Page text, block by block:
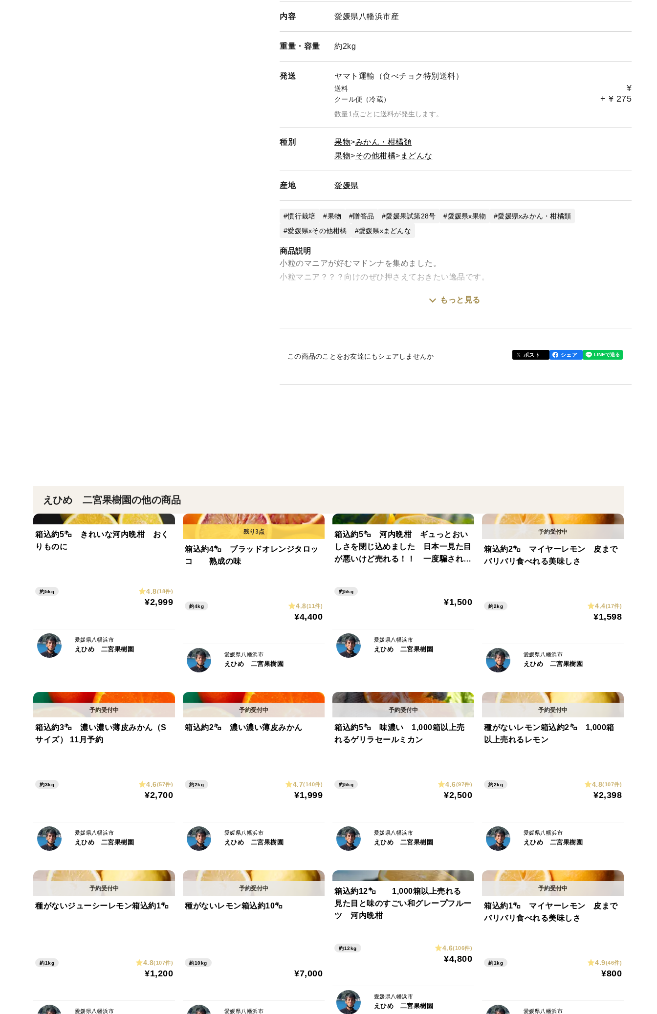
内容 愛媛県八幡浜市産
重量・ 容量 約2kg
発送 ヤマト運輸（食べチョク特別送料）
送料 ¥
クール便（冷蔵） + ¥ 275
数量1点ごとに送料が発生します。
種別 果物
みかん・柑橘類
果物
その他柑橘 まどんな
産地 愛媛県
慣行栽培 果物 贈答品 愛媛果試第28号 愛媛県x果物
愛媛県xみかん・柑橘類
愛媛県xその他柑橘
愛媛県xまどんな
商品説明
小粒のマニアが好むマドンナを集めました。
小粒マニア？？？向けのぜひ押さえておきたい逸品です。
愛媛県人黙って食べるこの美味しさ！！
地球上で愛媛県でのみ栽培することが許可された品種です。
ゼリーのような舌触りの食感が特徴です。
種もほとんどなく美味しく食べれます
皮ごとカットして食べるのがおすすめです。
収穫してからワックス、防腐剤、防カビ剤は不使用です
農薬を減らしていますので黒い点や傷がある場合があります
ますので、自然の状態のまま、大きさはバラバラです。
※紅マドンナは全農さんの商標登録です。品種は紅マドンナと同じ愛果試28号です
対応できない場合があります。
※非常にデリケートな果実のために輸送中の振動によるくさり、果実痛みの場合は返品、代品は
もっと見る
この商品のことをお友達にもシェアしませんか ポスト シェア
えひめ 二宮果樹園の他の商品
箱込約5㌔ きれいな河内晩柑 おく
りものに
約5kg 4.8(18件)
¥2,999
愛媛県八幡浜市
えひめ 二宮果樹園
箱込約4㌔ ブラッドオレンジタロッ
コ 熟成の味
約4kg 4.8(11件)
¥4,400
愛媛県八幡浜市
えひめ 二宮果樹園
箱込約5㌔ 河内晩柑 ギュっとおい
しさを閉じ込めました 日本一見た目
が悪いけど売れる！！ 一度騙されて
約5kg
¥1,500
愛媛県八幡浜市
えひめ 二宮果樹園
箱込約2㌔ マイヤーレモン 皮まで
バリバリ食べれる美味しさ
約2kg 4.4(17件)
¥1,598
愛媛県八幡浜市
えひめ 二宮果樹園
箱込約3㌔ 濃い濃い薄皮みかん（S
サイズ） 11月予約
約3kg 4.6(57件)
¥2,700
愛媛県八幡浜市
えひめ 二宮果樹園
箱込約2㌔ 濃い濃い薄皮みかん
約2kg 4.7(140件)
¥1,999
愛媛県八幡浜市
えひめ 二宮果樹園
箱込約5㌔ 味濃い 1,000箱以上売
れるゲリラセールミカン
約5kg 4.6(97件)
¥2,500
愛媛県八幡浜市
えひめ 二宮果樹園
種がないレモン箱込約2㌔ 1,000箱
以上売れるレモン
約2kg 4.8(107件)
¥2,398
愛媛県八幡浜市
えひめ 二宮果樹園
種がないジューシーレモン箱込約1㌔
約1kg 4.8(107件)
¥1,200
愛媛県八幡浜市
種がないレモン箱込約10㌔
約10kg
¥7,000
愛媛県八幡浜市
箱込約12㌔ 1,000箱以上売れる
見た目と味のすごい和グレープフルー
ツ 河内晩柑
約12kg 4.6(106件)
¥4,800
愛媛県八幡浜市
えひめ 二宮果樹園
箱込約1㌔ マイヤーレモン 皮まで
バリバリ食べれる美味しさ
約1kg 4.9(46件)
¥800
愛媛県八幡浜市